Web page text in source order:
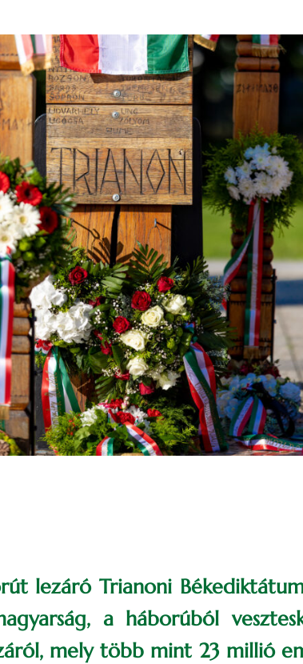
lezáró Trianoni
a háborúból
mely több mint 23 millió